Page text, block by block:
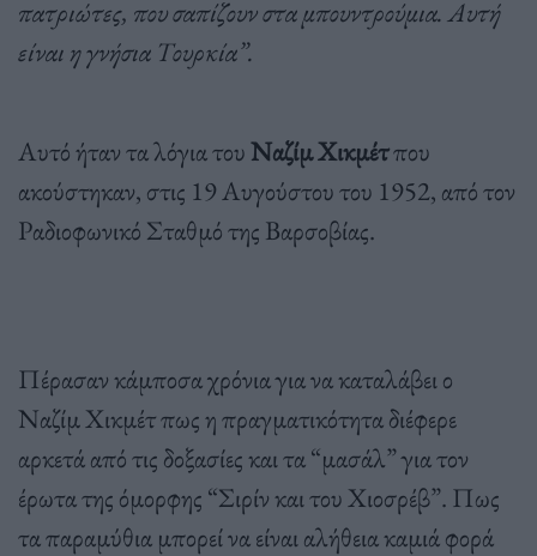
πατριώτες, που σαπίζουν στα μπουντρούμια. Αυτή
είναι η γνήσια Τουρκία”.
Αυτό ήταν τα λόγια τουΝαζίμ Χικμέτπου
ακούστηκαν, στις 19 Αυγούστου του 1952, από τον
Ραδιοφωνικό Σταθμό της Βαρσοβίας.
Πέρασαν κάμποσα χρόνια για να καταλάβει ο
Ναζίμ Χικμέτ πως η πραγματικότητα διέφερε
αρκετά από τις δοξασίες και τα “μασάλ” για τον
έρωτα της όμορφης “Σιρίν και του Χιοσρέβ”. Πως
τα παραμύθια μπορεί να είναι αλήθεια καμιά φορά